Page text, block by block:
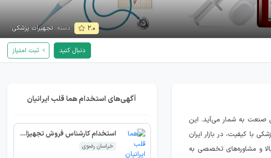
۲.۰ دسته: تجهیزات پزشکی
دنبال کنید ثبت امتیاز
در این صنعت به شمار می‌آید. این
با کیفیت، در بازار ایران
و مشاوره‌های تخصصی به
آگهی‌های استخدام هما قلب ایرانیان
استخدام کارشناس فروش تجهیزات پزشکی
خراسان رضوی